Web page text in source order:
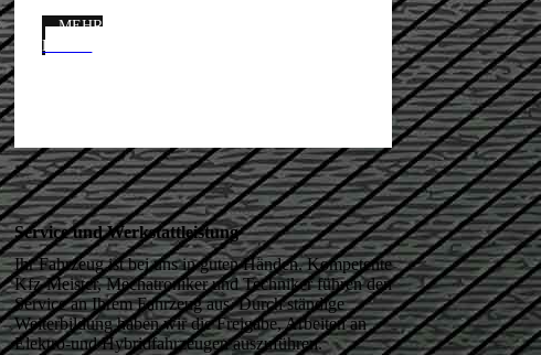
MEHR
LESEN
Service und Werkstattleistung
Ihr Fahrzeug ist bei uns in guten Händen. Kompetente
Kfz-Meister, Mechatroniker und Techniker führen den
Service an Ihrem Fahrzeug aus. Durch ständige
Weiterbildung haben wir die Freigabe, Arbeiten an
Elektro-und Hybridfahrzeugen auszuführen.